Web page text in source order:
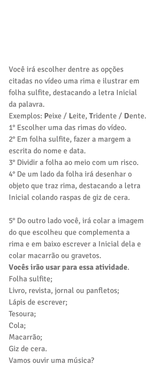
Você irá escolher dentre as opções
citadas no vídeo uma rima e ilustrar em
folha sulfite, destacando a letra Inicial
da palavra.
Exemplos: Peixe / Leite, Tridente / Dente.
1° Escolher uma das rimas do vídeo.
2° Em folha sulfite, fazer a margem a
escrita do nome e data.
3° Dividir a folha ao meio com um risco.
4° De um lado da folha irá desenhar o
objeto que traz rima, destacando a letra
Inicial colando raspas de giz de cera.
5° Do outro lado você, irá colar a imagem
do que escolheu que complementa a
rima e em baixo escrever a Inicial dela e
colar macarrão ou gravetos.
Vocês irão usar para essa atividade.
Folha sulfite;
Livro, revista, jornal ou panfletos;
Lápis de escrever;
Tesoura;
Cola;
Macarrão;
Giz de cera.
Vamos ouvir uma música?